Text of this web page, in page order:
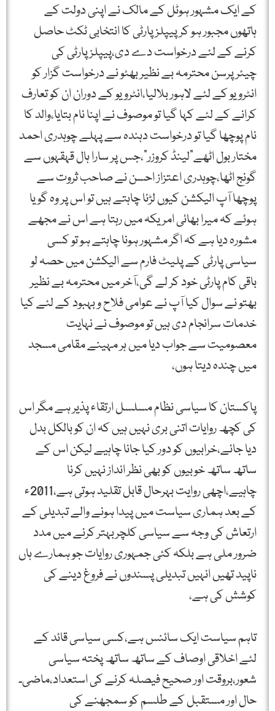
کے ایک مشہور ہوٹل کے مالک نے اپنی دولت کے
ہاتھوں مجبور ہو کر پیپلز پارٹی کا انتخابی ٹکٹ حاصل
کرنے کے لئے درخواست دے دی،پیپلز پارٹی کی
چیئرپرسن محترمہ بے نظیر بھٹو نے درخواست گزار کو
انٹرویو کے لئے لاہور بلالیا،انٹرویو کے دوران ان کو تعارف
کرانے کے لئے کہا گیا تو موصوف نے اپنا نام بتایا،والد کا
نام پوچھا گیا تو درخواست دہندہ سے پہلے چوہدری احمد
مختار بول اٹھے”لینڈ کروزر”،جس پر سارا ہال قہقہوں سے
گونج اٹھا،چوہدری اعتزاز احسن نے صاحب ثروت سے
پوچھا آپ الیکشن کیوں لڑنا چاہتے ہیں تو اس پر وہ گویا
ہوئے کہ میرا بھائی امریکہ میں رہتا ہے اس نے مجھے
مشورہ دیا ہے کہ اگر مشہور ہونا چاہتے ہو تو کسی
سیاسی پارٹی کے پلیٹ فارم سے الیکشن میں حصہ لو
باقی کام پارٹی خود کر لے گی،آخر میں محترمہ بے نظیر
بھتو نے سوال کیا آپ نے عوامی فلاح و بہبود کے لئے کیا
خدمات سرانجام دی ہیں تو موصوف نے نہایت
معصومیت سے جواب دیا میں ہر مہینے مقامی مسجد
میں چندہ دیتا ہوں،
پاکستان کا سیاسی نظام مسلسل ارتقاء پذیر ہے مگر اس
کی کچھ روایات اتنی بری نہیں ہیں کہ ان کو بالکل بدل
دیا جائے،خرابیوں کو دور کیا جانا چاہیے لیکن اس کے
ساتھ ساتھ خوبیوں کو بھی نظر انداز نہیں کرنا
چاہیے،اچھی روایت بہرحال قابل تقلید ہوتی ہے،2011ء
کے بعد ہماری سیاست میں پیدا ہونے والے تبدیلی کے
ارتعاش کی وجہ سے سیاسی کلچربہتر کرنے میں مدد
ضرور ملی ہے بلکہ کئی جمہوری روایات جو ہمارے ہاں
ناپید تھیں انہیں تبدیلی پسندوں نے فروغ دینے کی
کوشش کی ہے،
تاہم سیاست ایک سائنس ہے،کسی سیاسی قائد کے
لئے اخلاقی اوصاف کے ساتھ ساتھ پختہ سیاسی
شعور،بروقت اور صحیح فیصلہ کرنے کی استعداد،ماضی۔
حال اور مستقبل کے طلسم کو سمجھنے کی